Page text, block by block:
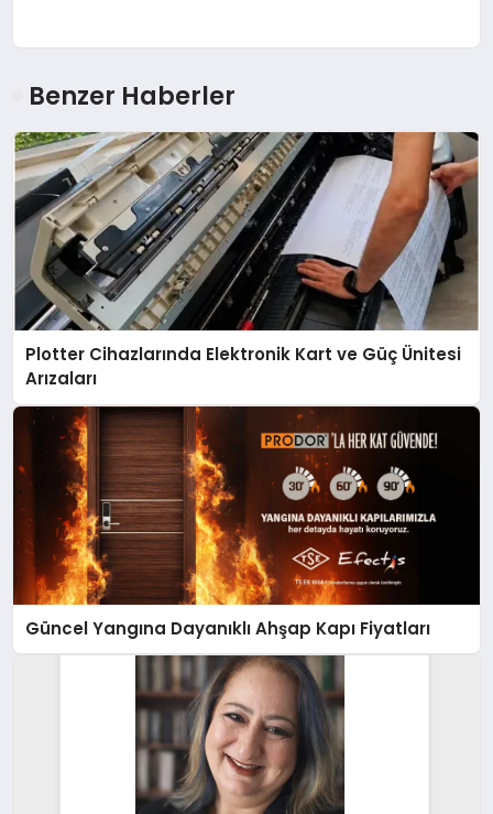
Benzer Haberler
Plotter Cihazlarında Elektronik Kart ve Güç Ünitesi
Arızaları
Güncel Yangına Dayanıklı Ahşap Kapı Fiyatları